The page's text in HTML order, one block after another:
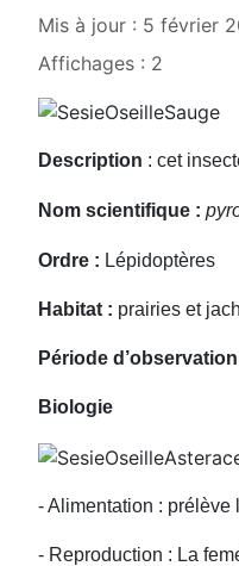
Mis à jour : 5 février
Affichages : 2
Description : cet
Nom scientifique :
Ordre : Lépidoptères
Habitat : prairies et
Période d’observation
Biologie
- Alimentation : prélève
- Reproduction : La